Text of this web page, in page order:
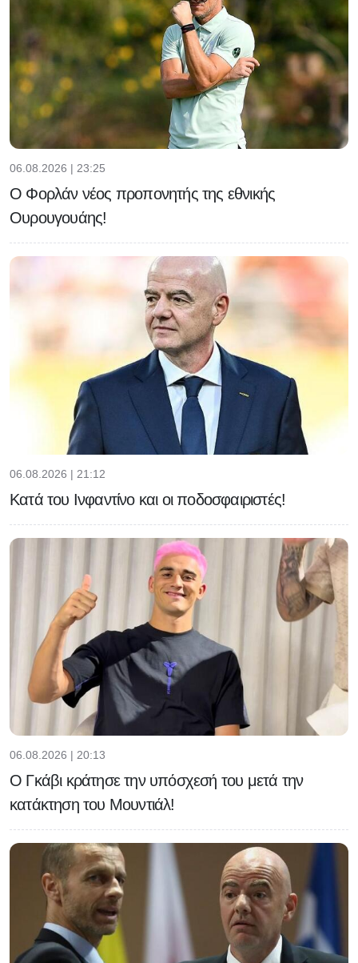
06.08.2026 | 23:25
Ο Φορλάν νέος προπονητής της εθνικής
Ουρουγουάης!
06.08.2026 | 21:12
Κατά του Ινφαντίνο και οι ποδοσφαιριστές!
06.08.2026 | 20:13
Ο Γκάβι κράτησε την υπόσχεσή του μετά την
κατάκτηση του Μουντιάλ!